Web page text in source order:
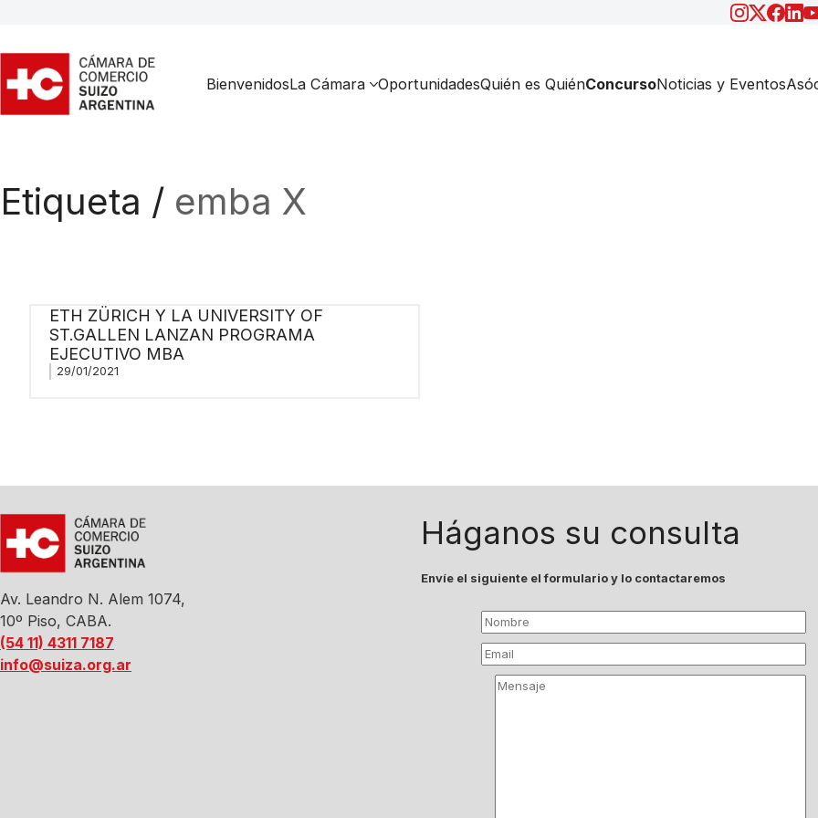
BienvenidosLa Cámara OportunidadesQuién es QuiénConcursoNoticias y Eventos
Etiqueta / emba X
ETH ZÜRICH Y LA UNIVERSITY OF
ST.GALLEN LANZAN PROGRAMA
EJECUTIVO MBA
29/01/2021
Av. Leandro N. Alem 1074,
10º Piso, CABA.
(54 11) 4311 7187
info@suiza.org.ar
Háganos su consulta
Envíe el siguiente el formulario y lo contactaremos